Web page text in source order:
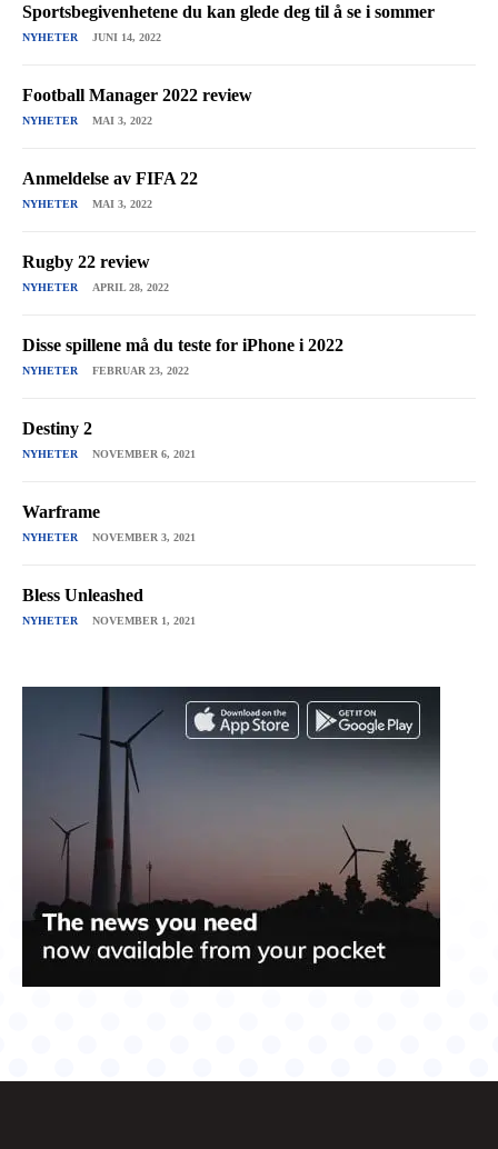
Sportsbegivenhetene du kan glede deg til å se i sommer
NYHETER JUNI 14, 2022
Football Manager 2022 review
NYHETER MAI 3, 2022
Anmeldelse av FIFA 22
NYHETER MAI 3, 2022
Rugby 22 review
NYHETER APRIL 28, 2022
Disse spillene må du teste for iPhone i 2022
NYHETER FEBRUAR 23, 2022
Destiny 2
NYHETER NOVEMBER 6, 2021
Warframe
NYHETER NOVEMBER 3, 2021
Bless Unleashed
NYHETER NOVEMBER 1, 2021